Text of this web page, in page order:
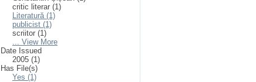
critic literar (1)
Literatură (1)
publicist (1)
scriitor (1)
... View More
Date Issued
2005 (1)
Has File(s)
Yes (1)